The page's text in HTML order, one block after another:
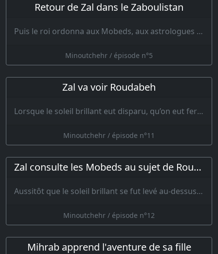
Retour de Zal dans le Zaboulistan
Puis le roi ordonna aux Mobeds, aux astrologues et aux sages de rechercher l’astre de…
Minoutchehr / épisode n°5
Zal va voir Roudabeh
Lorsque le soleil brillant eut disparu, qu’on eut fermé la porte du palais et qu’on en eut retiré …
Minoutchehr / épisode n°11
Zal consulte les Mobeds au sujet de Roudabeh
Aussitôt que le soleil brillant se fut levé au-dessus des montagnes, les b…
Minoutchehr / épisode n°12
Mihrab apprend l'aventure de sa fille